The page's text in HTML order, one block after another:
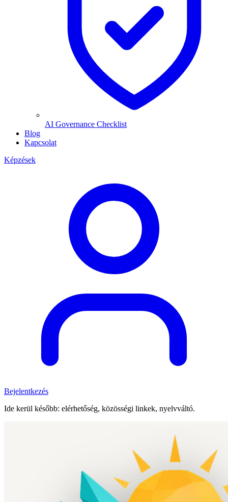
AI Governance Checklist
Blog
Kapcsolat
Képzések
Bejelentkezés
Ide kerül később: elérhetőség, közösségi linkek, nyelvváltó.